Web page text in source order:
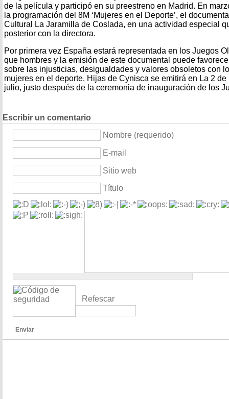
de la película y participó en su preestreno en Madrid. En
la programación del 8M ‘Mujeres en el Deporte’, el
Cultural La Jaramilla de Coslada, en una actividad especial
posterior con la directora.
Por primera vez España estará representada en los Juegos
que hombres y la emisión de este documental puede
sobre las injusticias, desigualdades y valores obsoletos con
mujeres en el deporte. Hijas de Cynisca se emitirá en La 2
julio, justo después de la ceremonia de inauguración de los
Escribir un comentario
Nombre (requerido)
E-mail
Sitio web
Título
Refescar
Enviar